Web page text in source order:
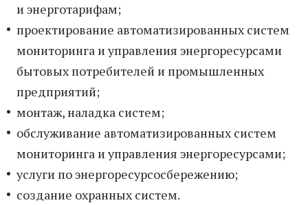
и энерготарифам;
проектирование автоматизированных систем
мониторинга и управления энергоресурсами
бытовых потребителей и промышленных
предприятий;
монтаж, наладка систем;
обслуживание автоматизированных систем
мониторинга и управления энергоресурсами;
услуги по энергоресурсосбережению;
создание охранных систем.